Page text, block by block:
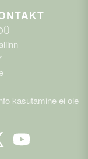
kasutamine ei ole